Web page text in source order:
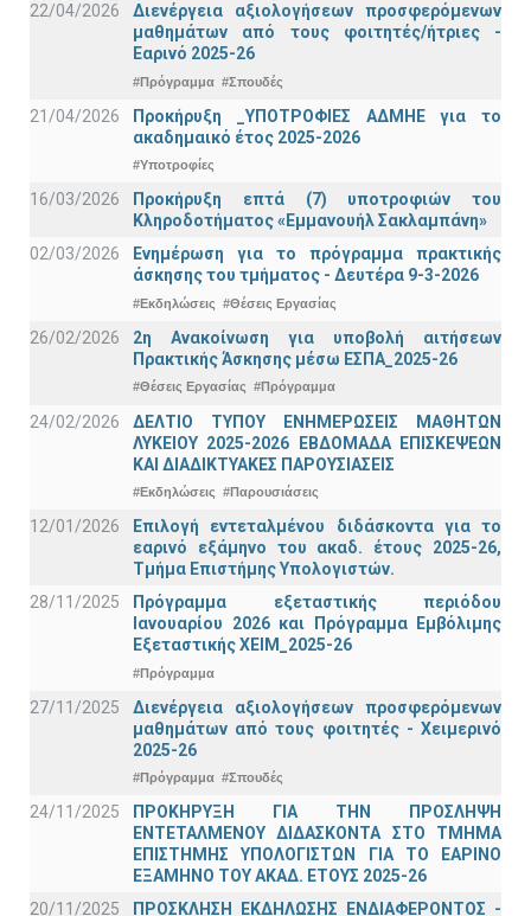
22/04/2026
Διενέργεια αξιολογήσεων προσφερόμενων
μαθημάτων από τους φοιτητές/ήτριες -
Εαρινό 2025-26
#Πρόγραμμα #Σπουδές
21/04/2026
Προκήρυξη _ΥΠΟΤΡΟΦΙΕΣ ΑΔΜΗΕ για το
ακαδημαικό έτος 2025-2026
#Υποτροφίες
16/03/2026
Προκήρυξη επτά (7) υποτροφιών του
Κληροδοτήματος «Εμμανουήλ Σακλαμπάνη»
02/03/2026
Ενημέρωση για το πρόγραμμα πρακτικής
άσκησης του τμήματος - Δευτέρα 9-3-2026
#Εκδηλώσεις #Θέσεις Εργασίας
26/02/2026
2η Ανακοίνωση για υποβολή αιτήσεων
Πρακτικής Άσκησης μέσω ΕΣΠΑ_2025-26
#Θέσεις Εργασίας #Πρόγραμμα
24/02/2026
ΔΕΛΤΙΟ ΤΥΠΟΥ ΕΝΗΜΕΡΩΣΕΙΣ ΜΑΘΗΤΩΝ
ΛΥΚΕΙΟΥ 2025-2026 ΕΒΔΟΜΑΔΑ ΕΠΙΣΚΕΨΕΩΝ
ΚΑΙ ΔΙΑΔΙΚΤΥΑΚΕΣ ΠΑΡΟΥΣΙΑΣΕΙΣ
#Εκδηλώσεις #Παρουσιάσεις
12/01/2026
Επιλογή εντεταλμένου διδάσκοντα για το
εαρινό εξάμηνο του ακαδ. έτους 2025-26,
Τμήμα Επιστήμης Υπολογιστών.
28/11/2025
Πρόγραμμα εξεταστικής περιόδου
Ιανουαρίου 2026 και Πρόγραμμα Εμβόλιμης
Εξεταστικής ΧΕΙΜ_2025-26
#Πρόγραμμα
27/11/2025
Διενέργεια αξιολογήσεων προσφερόμενων
μαθημάτων από τους φοιτητές - Χειμερινό
2025-26
#Πρόγραμμα #Σπουδές
24/11/2025
ΠΡΟΚΗΡΥΞΗ ΓΙΑ ΤΗΝ ΠΡΟΣΛΗΨΗ
ΕΝΤΕΤΑΛΜΕΝΟΥ ΔΙΔΑΣΚΟΝΤΑ ΣΤΟ ΤΜΗΜΑ
ΕΠΙΣΤΗΜΗΣ ΥΠΟΛΟΓΙΣΤΩΝ ΓΙΑ ΤΟ ΕΑΡΙΝΟ
ΕΞΑΜΗΝΟ ΤΟΥ ΑΚΑΔ. ΕΤΟΥΣ 2025-26
20/11/2025
ΠΡΟΣΚΛΗΣΗ ΕΚΔΗΛΩΣΗΣ ΕΝΔΙΑΦΕΡΟΝΤΟΣ -